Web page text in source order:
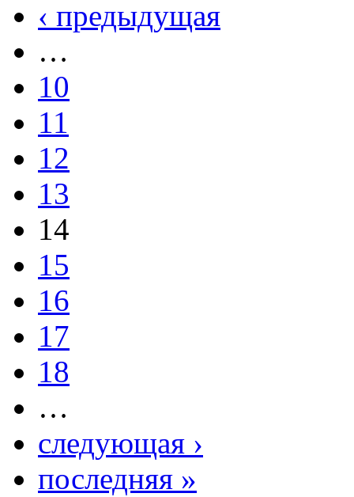
‹ предыдущая
…
10
11
12
13
14
15
16
17
18
…
следующая ›
последняя »